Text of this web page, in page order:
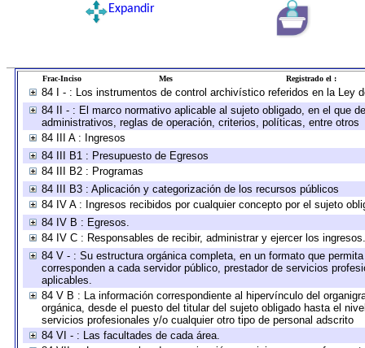
Expandir
Frac-Inciso Mes Registrado el :
84 I - : Los instrumentos de control archivístico referidos en la Ley
84 II - : El marco normativo aplicable al sujeto obligado, en el que
administrativos, reglas de operación, criterios, políticas, entre otros
84 III A : Ingresos
84 III B1 : Presupuesto de Egresos
84 III B2 : Programas
84 III B3 : Aplicación y categorización de los recursos públicos
84 IV A : Ingresos recibidos por cualquier concepto por el sujeto
84 IV B : Egresos.
84 IV C : Responsables de recibir, administrar y ejercer los ingresos.
84 V - : Su estructura orgánica completa, en un formato que
corresponden a cada servidor público, prestador de servicios
aplicables.
84 V B : La información correspondiente al hipervínculo del
orgánica, desde el puesto del titular del sujeto obligado hasta el
servicios profesionales y/o cualquier otro tipo de personal adscrito
84 VI - : Las facultades de cada área.